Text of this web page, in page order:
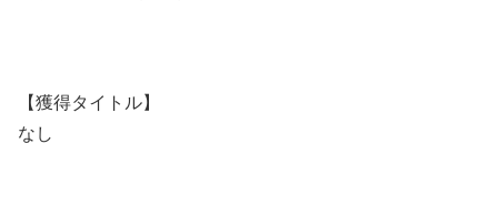
【獲得タイトル】
なし